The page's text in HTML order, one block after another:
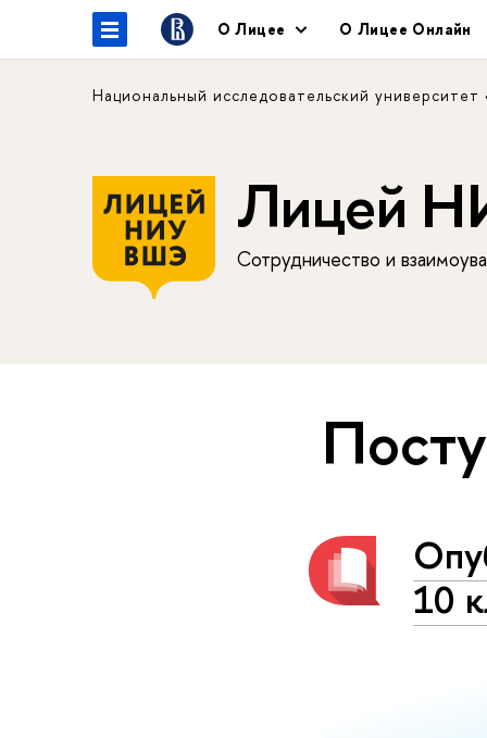
О Лицее О Лицее Онлайн
Национальный исследовательский
Лицей
Сотрудничество и
10